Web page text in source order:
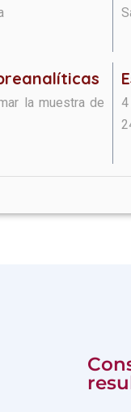
la muestra de
4